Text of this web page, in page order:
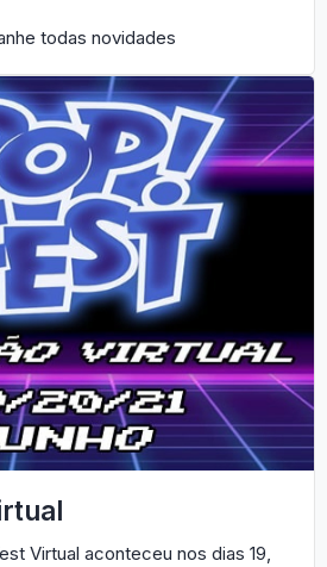
todas novidades
Virtual aconteceu nos dias 19,